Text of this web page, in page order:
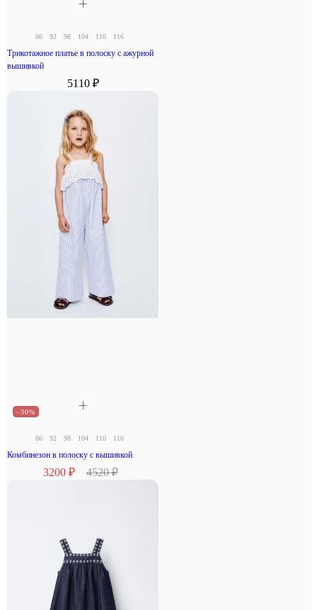
86 92 98 104 110 116
Трикотажное платье в полоску с ажурной
вышивкой
5110 ₽
–30%
86 92 98 104 110 116
Комбинезон в полоску с вышивкой
3200 ₽ 4520 ₽